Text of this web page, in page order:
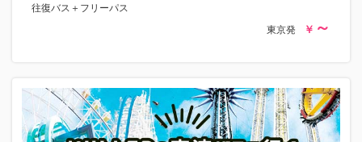
往復バス＋フリーパス
東京発